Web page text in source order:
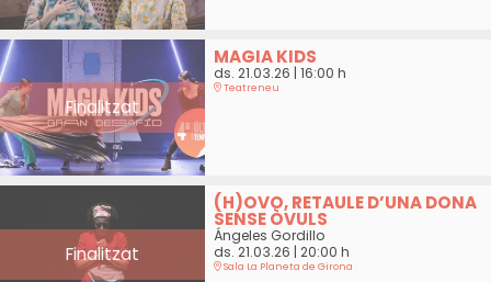
Finalitzat
MAGIA KIDS
ds. 21.03.26 | 16:00 h
Teatreneu
Finalitzat
(H)OVO, RETAULE D’UNA DONA
SENSE ÒVULS
Ángeles Gordillo
ds. 21.03.26 | 20:00 h
Sala La Planeta de Girona